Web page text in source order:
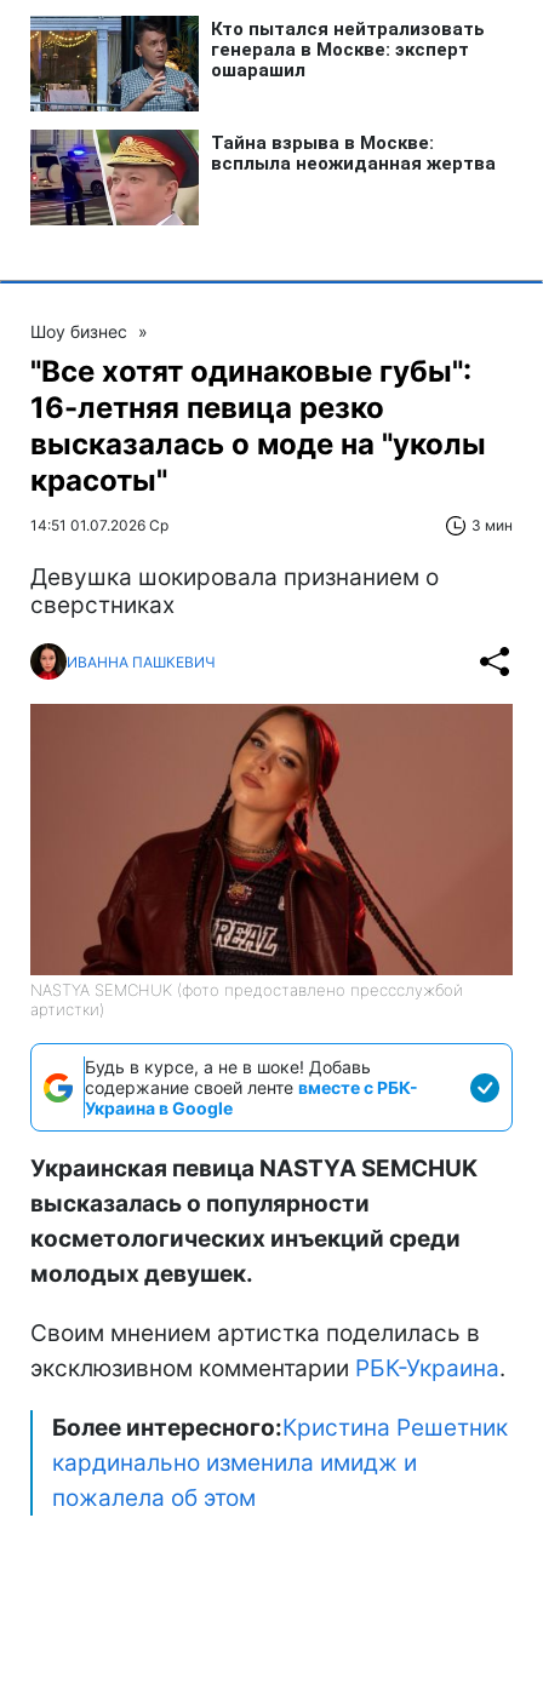
Шоу бизнес »
"Все хотят одинаковые губы":
16-летняя певица резко
высказалась о моде на "уколы
красоты"
14:51 01.07.2026 Ср 3 мин
Девушка шокировала признанием о
сверстниках
ИВАННА ПАШКЕВИЧ
NASTYA SEMCHUK (фото предоставлено прессслужбой
артистки)
Будь в курсе, а не в шоке! Добавь
содержание своей ленте вместе с РБК-
Украина в Google
Украинская певица NASTYA SEMCHUK
высказалась о популярности
косметологических инъекций среди
молодых девушек.
Своим мнением артистка поделилась в
эксклюзивном комментарии РБК-Украина.
Более интересного:Кристина Решетник
кардинально изменила имидж и
пожалела об этом